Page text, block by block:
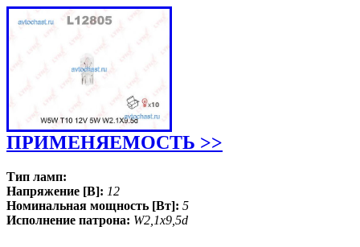
ПРИМЕНЯЕМОСТЬ >>
Тип ламп:
Напряжение [В]: 12
Номинальная мощность [Вт]: 5
Исполнение патрона: W2,1x9,5d